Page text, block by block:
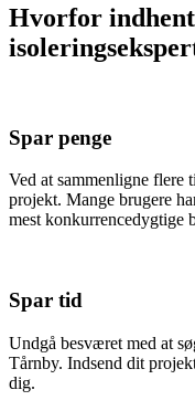
Hvorfor
Spar penge
Ved at sammenligne
projekt. Mange brugere
mest konkurrencedygtige
Spar tid
Undgå besværet med at
Tårnby. Indsend dit
dig.